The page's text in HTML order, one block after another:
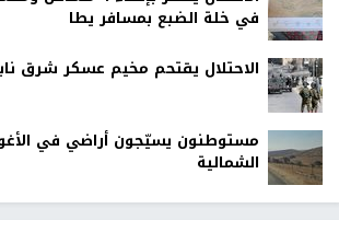
في خلة الضبع بمسافر يطا
الاحتلال يقتحم مخيم عسكر شرق
مستوطنون يسيّجون أراضي في
الشمالية